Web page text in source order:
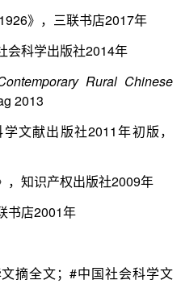
》，三联书店2017年
会科学出版社2014年
Rural Chinese
2013
文献出版社2011年初版，
，知识产权出版社2009年
书店2001年
文摘全文；#中国社会科学文